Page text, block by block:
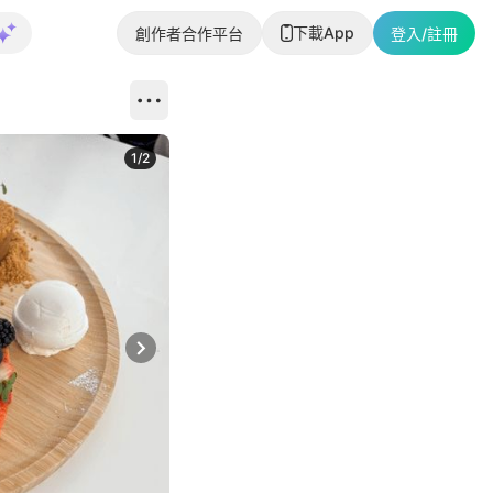
創作者合作平台 下載App 登入/註冊
Next slide
1/2